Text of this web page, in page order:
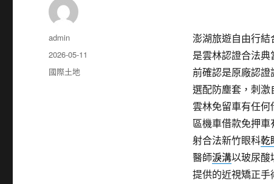
澎湖旅遊自由行結
是雲林認證合法
前確認是原廠認
選配防塵套，刺激
雲林免留車有任何
區機車借款免押車
射合法新竹眼科乾
醫師淚溝以玻尿酸
提供的近視矯正
作
者
admin
發
佈
日
2026-05-11
分
國際土地